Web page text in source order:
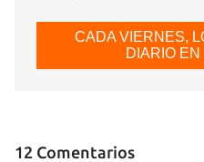
CADA VIERNES,
DIARIO
12 Comentarios